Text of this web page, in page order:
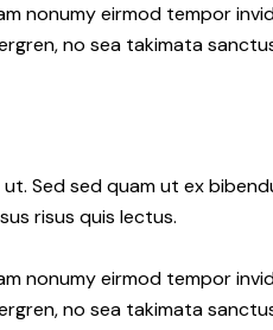
nonumy eirmod tempor
no sea takimata
Sed sed quam ut ex
risus quis lectus.
nonumy eirmod tempor
no sea takimata